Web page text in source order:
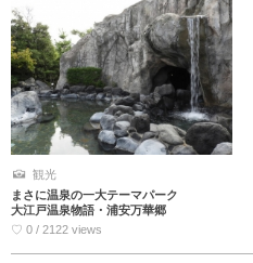
観光
まさに温泉の一大テーマパーク
大江戸温泉物語・浦安万華郷
♡ 0 / 2122 views